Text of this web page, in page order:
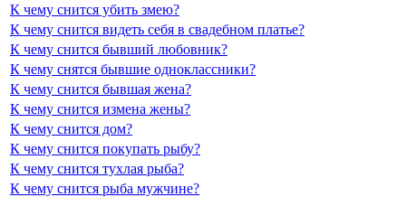
К чему снится убить змею?
К чему снится видеть себя в свадебном платье?
К чему снится бывший любовник?
К чему снятся бывшие одноклассники?
К чему снится бывшая жена?
К чему снится измена жены?
К чему снится дом?
К чему снится покупать рыбу?
К чему снится тухлая рыба?
К чему снится рыба мужчине?